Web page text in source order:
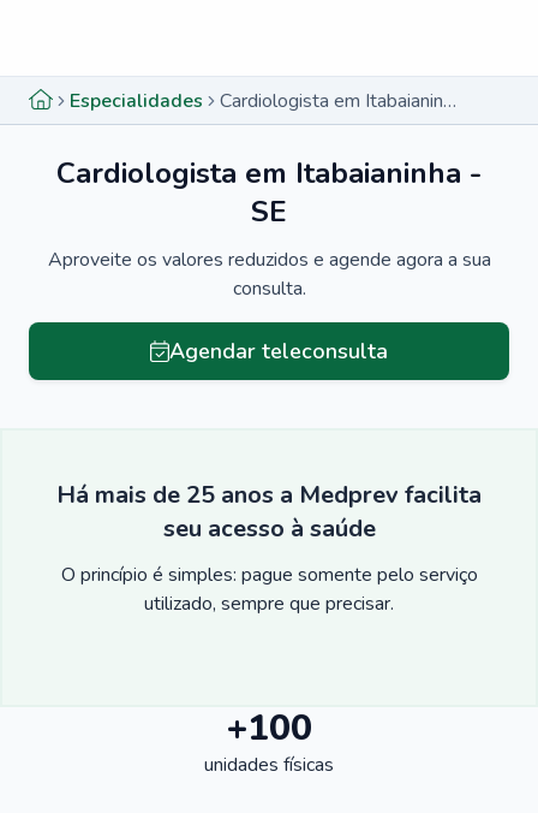
Especialidades Cardiologista em Itabaianinha - SE
Cardiologista em Itabaianinha -
SE
Aproveite os valores reduzidos e agende agora a sua
consulta.
Agendar teleconsulta
Há mais de 25 anos a Medprev facilita
seu acesso à saúde
O princípio é simples: pague somente pelo serviço
utilizado, sempre que precisar.
+100
unidades físicas